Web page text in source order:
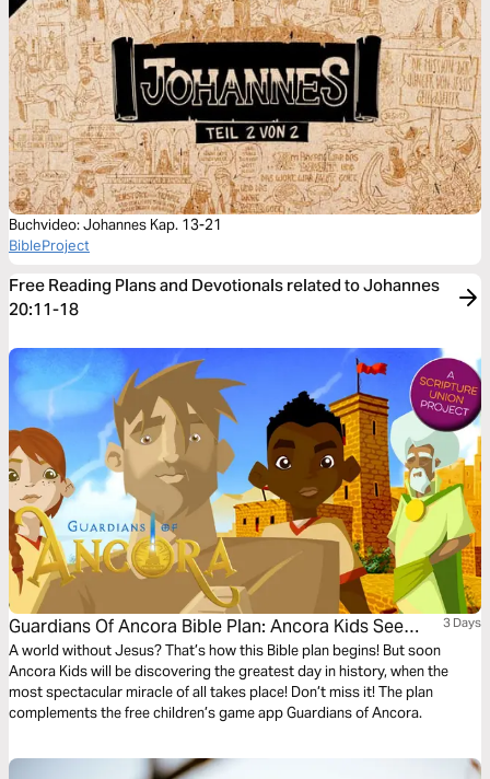
Buchvideo: Johannes Kap. 13-21
BibleProject
Free Reading Plans and Devotionals related to Johannes
20:11-18
Guardians Of Ancora Bible Plan: Ancora Kids See
Jesus Alive!
3 Days
A world without Jesus? That’s how this Bible plan begins! But soon
Ancora Kids will be discovering the greatest day in history, when the
most spectacular miracle of all takes place! Don’t miss it! The plan
complements the free children’s game app Guardians of Ancora.